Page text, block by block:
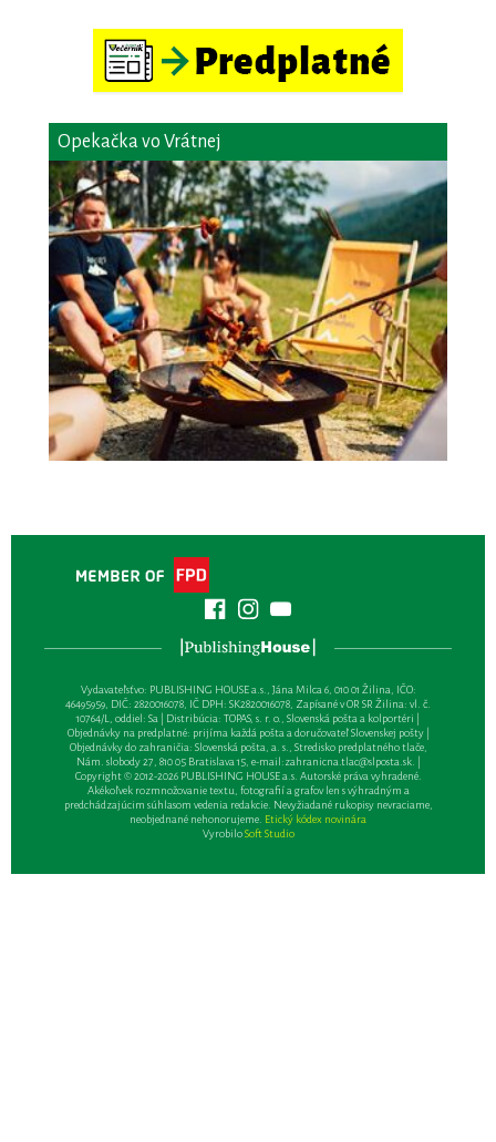
Opekačka vo Vrátnej
Vydavateľsťvo: PUBLISHING HOUSE a.s., Jána Milca 6, 010 01 Žilina, IČO:
46495959, DIČ: 2820016078, IČ DPH: SK2820016078, Zapísané v OR SR Žilina: vl. č.
10764/L, oddiel: Sa | Distribúcia: TOPAS, s. r. o., Slovenská pošta a kolportéri |
Objednávky na predplatné: prijíma každá pošta a doručovateľ Slovenskej pošty |
Objednávky do zahraničia: Slovenská pošta, a. s., Stredisko predplatného tlače,
Nám. slobody 27, 810 05 Bratislava 15, e-mail:zahranicna.tlac@slposta.sk. |
Copyright © 2012-2026 PUBLISHING HOUSE a.s. Autorské práva vyhradené.
Akékoľvek rozmnožovanie textu, fotografií a grafov len s výhradným a
predchádzajúcim súhlasom vedenia redakcie. Nevyžiadané rukopisy nevraciame,
neobjednané nehonorujeme. Etický kódex novinára
VyrobiloSoft Studio